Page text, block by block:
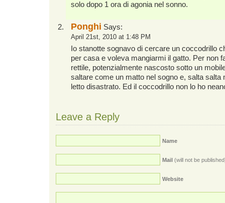
solo dopo 1 ora di agonia nel sonno.
Ponghi Says:
April 21st, 2010 at 1:48 PM
Io stanotte sognavo di cercare un coccodrillo
per casa e voleva mangiarmi il gatto. Per non
rettile, potenzialmente nascosto sotto un
saltare come un matto nel sogno e, salta salta
letto disastrato. Ed il coccodrillo non lo ho
Leave a Reply
Name
Mail (will not be
Website